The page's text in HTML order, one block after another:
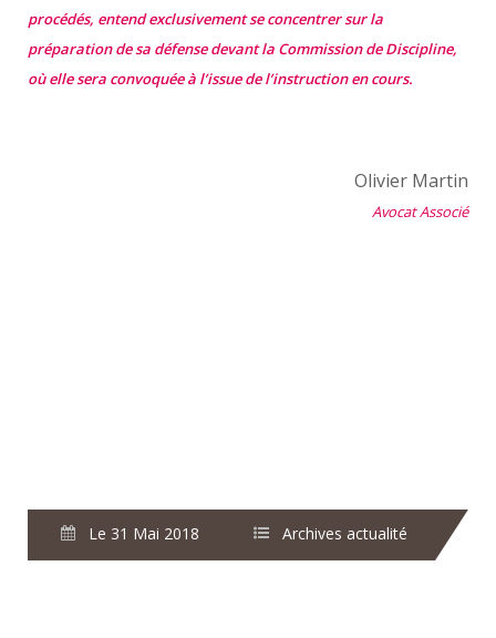
procédés, entend exclusivement se concentrer sur la
préparation de sa défense devant la Commission de Discipline,
où elle sera convoquée à l’issue de l’instruction en cours.
Olivier Martin
Avocat Associé
Le 31 Mai 2018 Archives actualité